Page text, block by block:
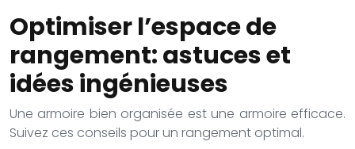
Optimiser l’espace de
rangement: astuces et
idées ingénieuses
Une armoire bien organisée est une armoire efficace.
Suivez ces conseils pour un rangement optimal.